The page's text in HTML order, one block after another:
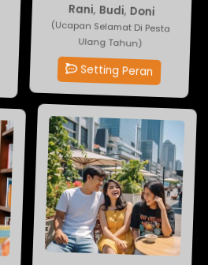
Rani,Budi,Doni
(Ucapan Selamat Di Pesta
Ulang Tahun)
Setting Peran